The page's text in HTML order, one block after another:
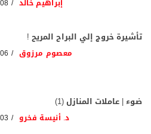
إبراهيم خالد 08 - 08 - 2026
تأشيرة خروج إلي البراح المريح !
معصوم مرزوق 06 - 08 - 2026
ضوء | عاملات المنازل (1)
د. أنيسة فخرو 03 - 08 - 2026